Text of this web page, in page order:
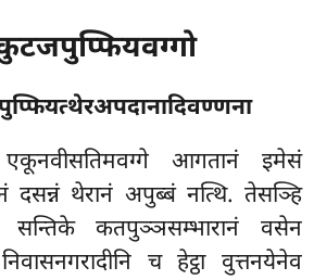
एकूनवीसतिमवग्गे आगतानं इमेसं
दसन्नं थेरानं अपुब्बं नत्थि. तेसञ्हि
सन्तिके कतपुञ्ञसम्भारानं वसेन
च हेट्ठा वुत्तनयेनेव